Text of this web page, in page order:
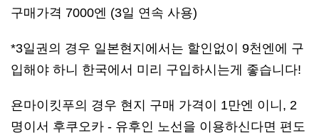
구매가격 7000엔 (3일 연속 사용)
*3일권의 경우 일본현지에서는 할인없이 9천엔에 구
입해야 하니 한국에서 미리 구입하시는게 좋습니다!
욘마이킷푸의 경우 현지 구매 가격이 1만엔 이니, 2
명이서 후쿠오카 - 유후인 노선을 이용하신다면 편도